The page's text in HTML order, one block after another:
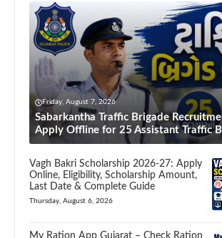
Friday, August 7, 2026
Sabarkantha Traffic Brigade
Apply Offline for 25 Assistant Traffic
Vagh Bakri Scholarship 2026-27: Apply
Online, Eligibility, Scholarship Amount,
Last Date & Complete Guide
Thursday, August 6, 2026